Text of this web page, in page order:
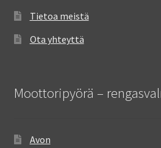
Tietoa meistä
Ota yhteyttä
Moottoripyörä –
Avon